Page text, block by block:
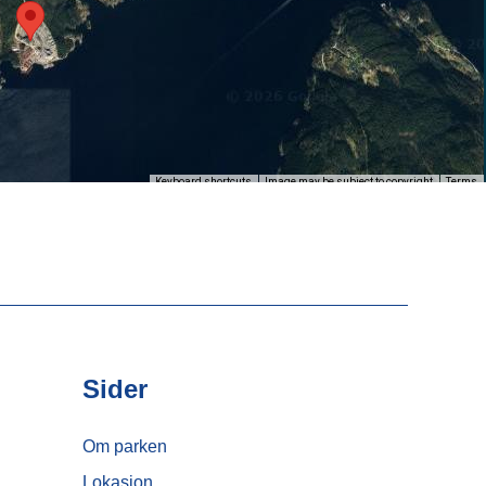
Keyboard shortcuts Image may be subject to copyright Terms
Sider
Om parken
Lokasjon